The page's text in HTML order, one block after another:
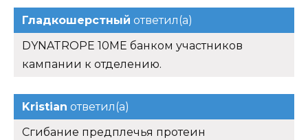
Гладкошерстный ответил(а)
DYNATROPE 10ME банком участников
кампании к отделению.
Kristian ответил(а)
Сгибание предплечья протеин